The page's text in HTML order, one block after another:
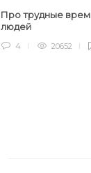
Про трудные
людей
4 20652